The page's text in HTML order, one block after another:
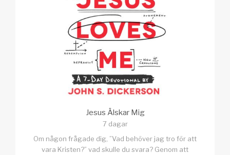
Jesus Älskar Mig
7 dagar
Om någon frågade dig, ”Vad behöver jag tro för att
vara Kristen?” vad skulle du svara? Genom att